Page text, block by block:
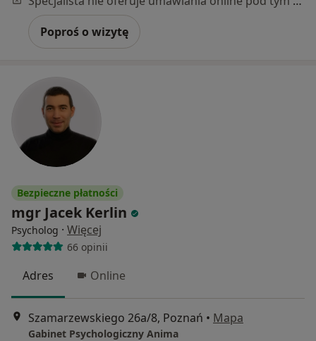
Poproś o wizytę
Bezpieczne płatności
mgr Jacek Kerlin
Psycholog · Więcej
66 opinii
Adres Online
Szamarzewskiego 26a/8, Poznań • Mapa
Gabinet Psychologiczny Anima